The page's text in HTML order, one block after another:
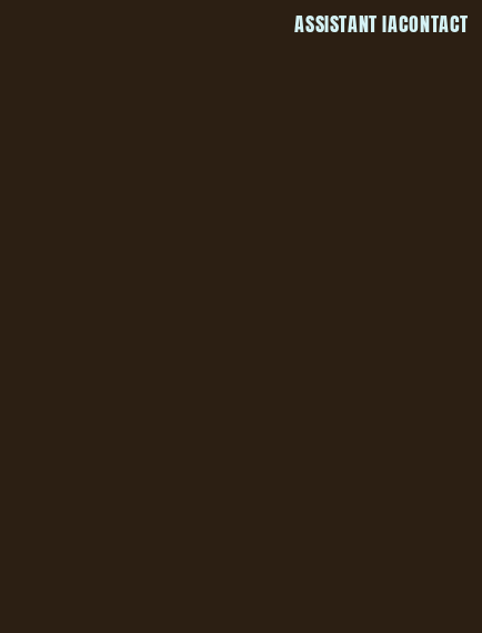
ASSISTANT IACONTACT